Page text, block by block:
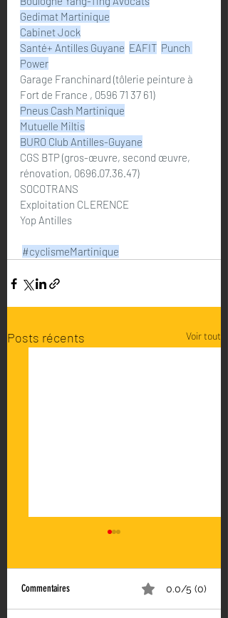
Gedimat Martinique
Cabinet Jock
Santé+ Antilles Guyane EAFIT Punch
Power
Garage Franchinard (tôlerie peinture à
Fort de France , 0596 71 37 61)
Pneus Cash Martinique
Mutuelle Miltis
BURO Club Antilles-Guyane
CGS BTP (gros-œuvre, second œuvre,
rénovation, 0696.07.36.47)
SOCOTRANS
Exploitation CLERENCE
Yop Antilles
#cyclismeMartinique
Posts récents Voir tout
Commentaires 0.0/5 (0)